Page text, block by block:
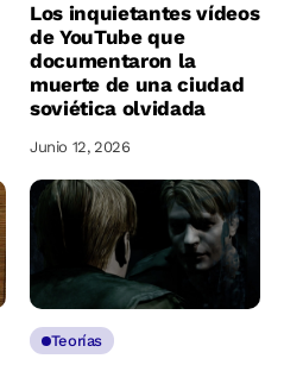
Los inquietantes vídeos
de YouTube que
documentaron la
muerte de una ciudad
soviética olvidada
Junio 12, 2026
Teorías